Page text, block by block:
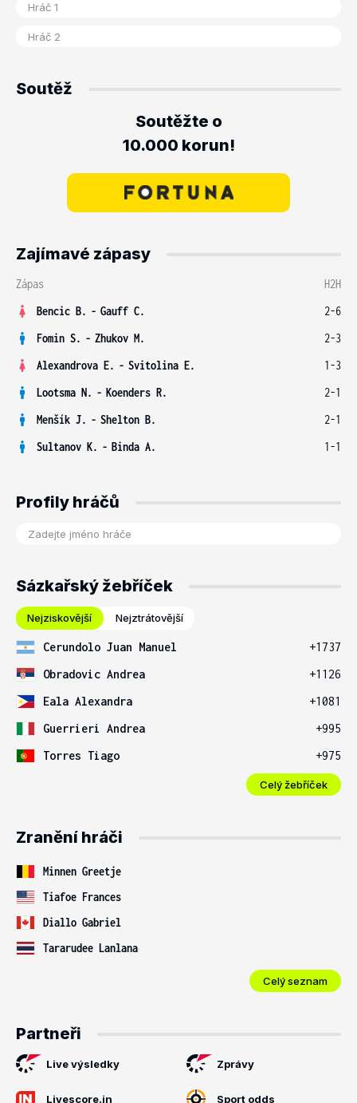
Soutěž
Soutěžte o
10.000 korun!
Zajímavé zápasy
Zápas
H2H
Bencic B. - Gauff C.
2-6
Fomin S. - Zhukov M.
2-3
Alexandrova E. - Svitolina E.
1-3
Lootsma N. - Koenders R.
2-1
Menšík J. - Shelton B.
2-1
Sultanov K. - Binda A. 1-1
Profily hráčů
Sázkařský žebříček
Nejziskovější Nejztrátovější
Cerundolo Juan Manuel
+1737
Obradovic Andrea
+1126
Eala Alexandra
+1081
Guerrieri Andrea
+995
Torres Tiago
+975
Celý žebříček
Zranění hráči
Minnen Greetje
Tiafoe Frances
Diallo Gabriel
Tararudee Lanlana
Celý seznam
Partneři
Live výsledky Zprávy
Livescore.in Sport odds